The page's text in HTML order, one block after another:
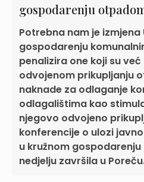
gospodarenju
Potrebna nam je izmjena
gospodarenju
penalizira one koji su
odvojenom prikupljanju
naknade za odlaganje
odlagalištima kao
njegovo odvojeno
konferencije o ulozi
u kružnom
nedjelju završila u